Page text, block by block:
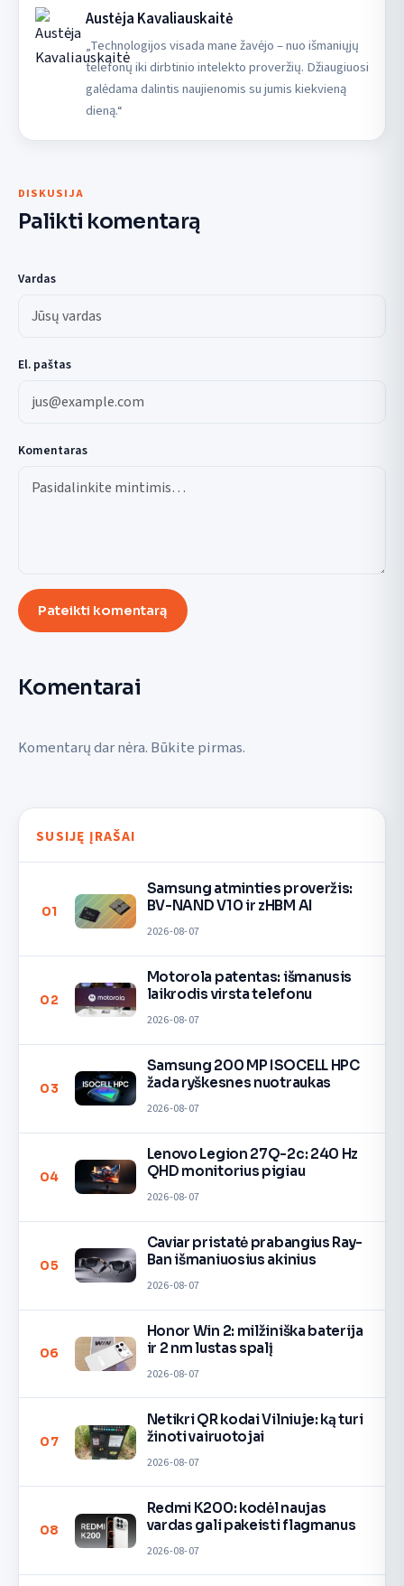
Austėja Kavaliauskaitė
„Technologijos visada mane žavėjo – nuo išmaniųjų
telefonų iki dirbtinio intelekto proveržių. Džiaugiuosi
galėdama dalintis naujienomis su jumis kiekvieną
dieną.“
DISKUSIJA
Palikti komentarą
Vardas
El. paštas
Komentaras
Pateikti komentarą
Komentarai
Komentarų dar nėra. Būkite pirmas.
SUSIJĘ ĮRAŠAI
01
Samsung atminties proveržis:
BV-NAND V10 ir zHBM AI
2026-08-07
02
Motorola patentas: išmanusis
laikrodis virsta telefonu
2026-08-07
03
Samsung 200 MP ISOCELL HPC
žada ryškesnes nuotraukas
2026-08-07
04
Lenovo Legion 27Q-2c: 240 Hz
QHD monitorius pigiau
2026-08-07
05
Caviar pristatė prabangius Ray-
Ban išmaniuosius akinius
2026-08-07
06
Honor Win 2: milžiniška baterija
ir 2 nm lustas spalį
2026-08-07
07
Netikri QR kodai Vilniuje: ką turi
žinoti vairuotojai
2026-08-07
08
Redmi K200: kodėl naujas
vardas gali pakeisti flagmanus
2026-08-07